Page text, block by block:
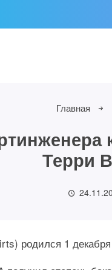
Главная
Терри
родился 1